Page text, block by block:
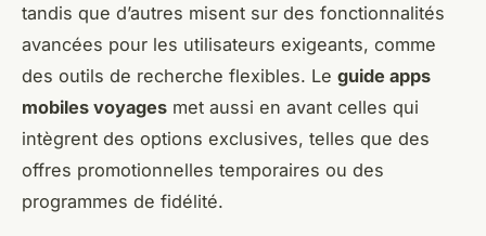
tandis que d’autres misent sur des fonctionnalités
avancées pour les utilisateurs exigeants, comme
des outils de recherche flexibles. Le guide apps
mobiles voyages met aussi en avant celles qui
intègrent des options exclusives, telles que des
offres promotionnelles temporaires ou des
programmes de fidélité.